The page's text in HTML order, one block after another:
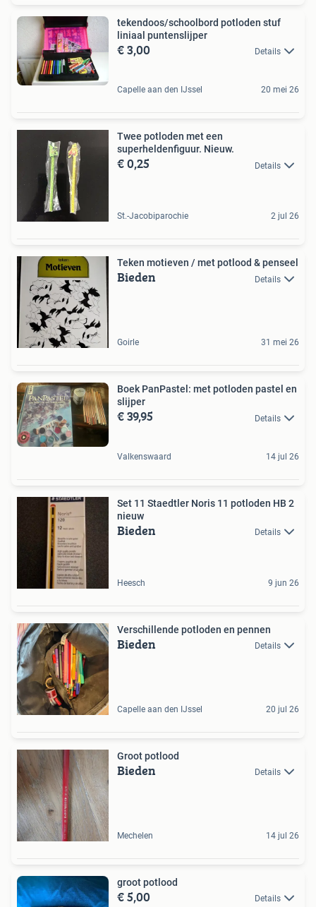
tekendoos/schoolbord potloden stuf
liniaal puntenslijper
€ 3,00 Details
Capelle aan den IJssel 20 mei 26
Twee potloden met een
superheldenfiguur. Nieuw.
€ 0,25 Details
St.-Jacobiparochie 2 jul 26
Teken motieven / met potlood & penseel
Bieden Details
Goirle 31 mei 26
Boek PanPastel: met potloden pastel en
slijper
€ 39,95 Details
Valkenswaard 14 jul 26
Set 11 Staedtler Noris 11 potloden HB 2
nieuw
Bieden Details
Heesch 9 jun 26
Verschillende potloden en pennen
Bieden Details
Capelle aan den IJssel 20 jul 26
Groot potlood
Bieden Details
Mechelen 14 jul 26
groot potlood
€ 5,00 Details